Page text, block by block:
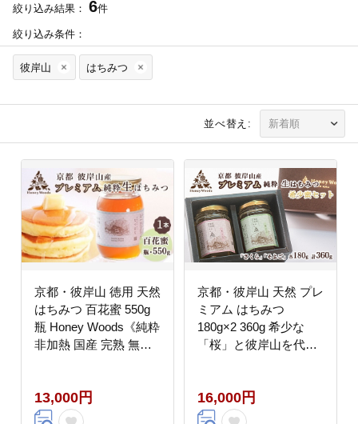
絞り込み結果： 6件
絞り込み条件：
彼岸山 はちみつ
並べ替え:
京都・彼岸山 徳用 天然
はちみつ 百花蜜 550g
瓶 Honey Woods《純粋
非加熱 国産 完熟 無添
訳あり
13,000円
京都・彼岸山 天然 プレ
ミアム はちみつ
180g×2 360g 希少な
「桜」と彼岸山を代表
Honey Woods 贈答用
化粧箱入り《純粋 非加
16,000円